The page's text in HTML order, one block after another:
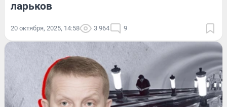
ларьков
20 октября, 2025, 14:58 3 964 9